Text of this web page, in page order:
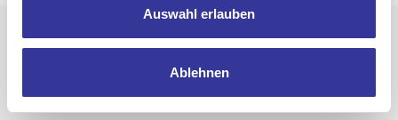
Auswahl erlauben
Ablehnen